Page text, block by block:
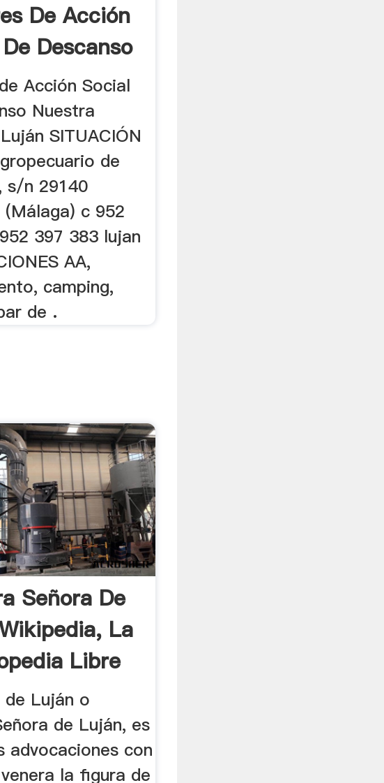
De Acción
Descanso
...
Acción Social
Nuestra
SITUACIÓN
de
s/n 29140
(Málaga) c 952
397 383 lujan
AA,
camping,
de .
Señora De
La
Libre
de Luján o
de Luján, es
advocaciones con
la figura de